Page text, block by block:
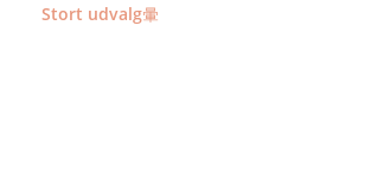
Stort udvalg